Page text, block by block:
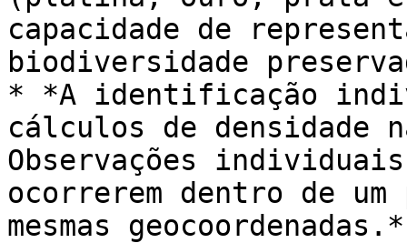
capacidade de
biodiversidade
* *A identificação
cálculos de densidade
Observações
ocorrerem dentro de
mesmas geocoordenadas.*